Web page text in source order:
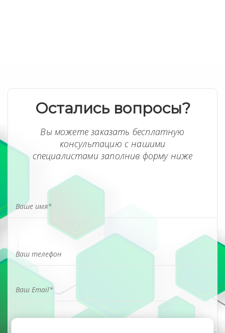
Остались вопросы?
Вы можете заказать бесплатную
консультацию с нашими
специалистами заполнив форму ниже